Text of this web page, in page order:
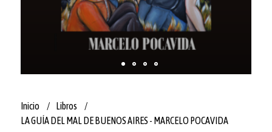
Inicio
Libros
LA GUÍA DEL MAL DE BUENOS AIRES - MARCELO POCAVIDA